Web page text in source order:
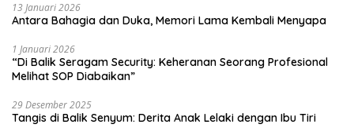
13 Januari 2026
Antara Bahagia dan Duka, Memori Lama Kembali Menyapa
1 Januari 2026
“Di Balik Seragam Security: Keheranan Seorang Profesional
Melihat SOP Diabaikan”
29 Desember 2025
Tangis di Balik Senyum: Derita Anak Lelaki dengan Ibu Tiri